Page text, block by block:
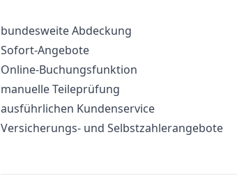
bundesweite Abdeckung
Sofort-Angebote
Online-Buchungsfunktion
manuelle Teileprüfung
ausführlichen Kundenservice
Versicherungs- und Selbstzahlerangebote